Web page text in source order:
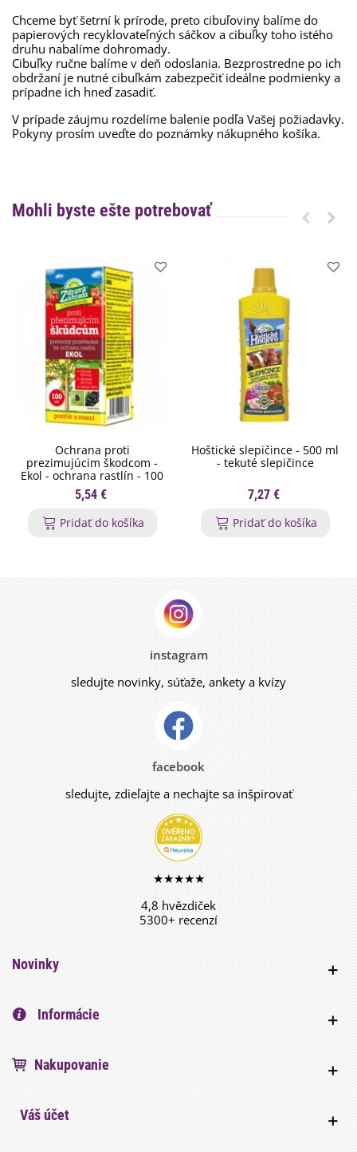
Chceme byť šetrní k prírode, preto cibuľoviny balíme do
papierových recyklovateľných sáčkov a cibuľky toho istého
druhu nabalíme dohromady.
Cibuľky ručne balíme v deň odoslania. Bezprostredne po ich
obdržaní je nutné cibuľkám zabezpečiť ideálne podmienky a
prípadne ich hneď zasadiť.
V prípade záujmu rozdelíme balenie podľa Vašej požiadavky.
Pokyny prosím uveďte do poznámky nákupného košíka.
Mohli byste ešte potrebovať
Ochrana proti
prezimujúcim škodcom -
Ekol - ochrana rastlín - 100
ml
5,54 €
Pridať do košíka
Hoštické slepičince - 500 ml
- tekuté slepičince
7,27 €
Pridať do košíka
instagram
sledujte novinky, súťaže, ankety a kvízy
facebook
sledujte, zdieľajte a nechajte sa inšpirovať
★★★★★
4,8 hvězdiček
5300+ recenzí
Novinky
Informácie
Nakupovanie
Váš účet